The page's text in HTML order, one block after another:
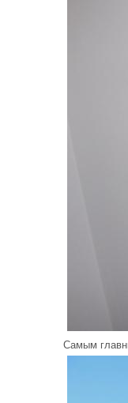
Самым